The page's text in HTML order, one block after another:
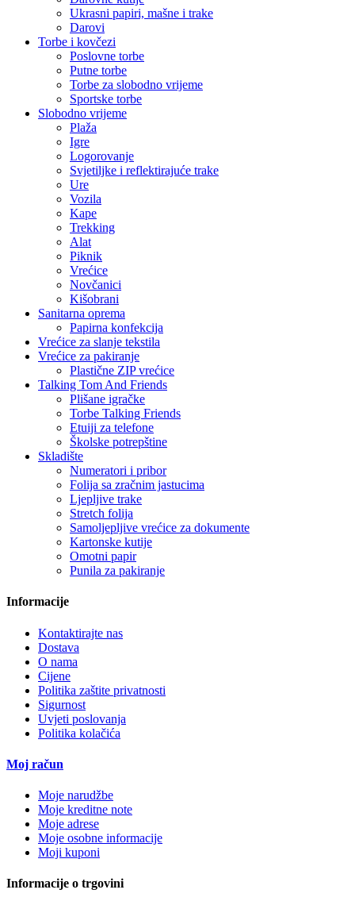
Ukrasni papiri, mašne i trake
Darovi
Torbe i kovčezi
Poslovne torbe
Putne torbe
Torbe za slobodno vrijeme
Sportske torbe
Slobodno vrijeme
Plaža
Igre
Logorovanje
Svjetiljke i reflektirajuće trake
Ure
Vozila
Kape
Trekking
Alat
Piknik
Vrećice
Novčanici
Kišobrani
Sanitarna oprema
Papirna konfekcija
Vrećice za slanje tekstila
Vrećice za pakiranje
Plastične ZIP vrećice
Talking Tom And Friends
Plišane igračke
Torbe Talking Friends
Etuiji za telefone
Školske potrepštine
Skladište
Numeratori i pribor
Folija sa zračnim jastucima
Ljepljive trake
Stretch folija
Samoljepljive vrećice za dokumente
Kartonske kutije
Omotni papir
Punila za pakiranje
Informacije
Kontaktirajte nas
Dostava
O nama
Cijene
Politika zaštite privatnosti
Sigurnost
Uvjeti poslovanja
Politika kolačića
Moj račun
Moje narudžbe
Moje kreditne note
Moje adrese
Moje osobne informacije
Moji kuponi
Informacije o trgovini